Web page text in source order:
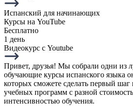
Испанский для начинающих
Курсы на YouTube
Бесплатно
1 день
Видеокурс с Youtube
Привет, друзья! Мы собрали одни из
обучающие курсы испанского языка
которых сможете сделать первый
учебных программ с разной
интенсивностью обучения.